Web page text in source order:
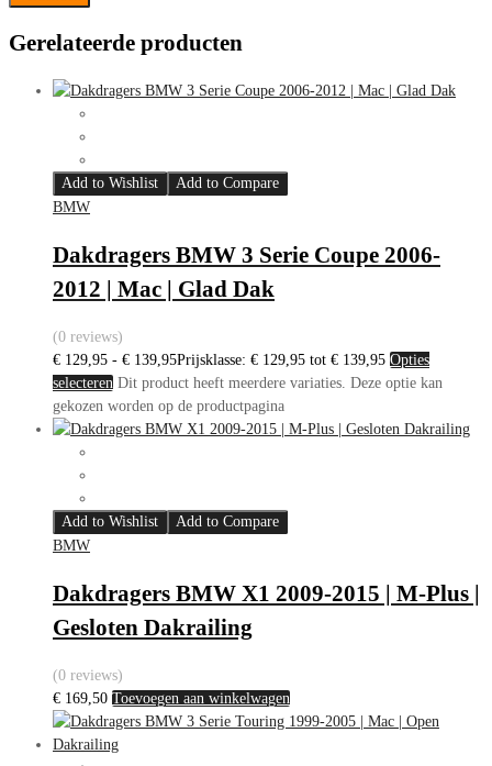
Gerelateerde producten
Add to Wishlist
Add to Compare
BMW
Dakdragers BMW 3 Serie Coupe 2006-
2012 | Mac | Glad Dak
(0 reviews)
€ 129,95 - € 139,95Prijsklasse: € 129,95 tot € 139,95 Opties
selecteren Dit product heeft meerdere variaties. Deze optie kan
gekozen worden op de productpagina
Add to Wishlist
Add to Compare
BMW
Dakdragers BMW X1 2009-2015 | M-Plus |
Gesloten Dakrailing
(0 reviews)
€ 169,50 Toevoegen aan winkelwagen